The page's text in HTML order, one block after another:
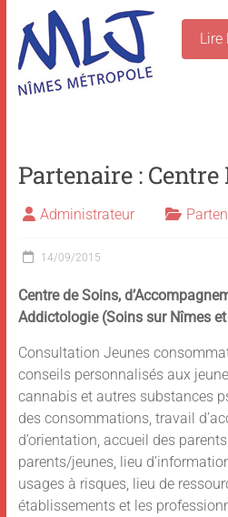
Lire
Partenaire : Centre
Administrateur
14/09/2015
Centre deSoins, d’A
Addictologie (Soins sur Nîmes
Consultation Jeunes
conseils personnalisés aux
cannabis et autres substances
des consommations, travail
d’orientation, accueil des
parents/jeunes, lieu
usages à risques, lieu de
établissements et les